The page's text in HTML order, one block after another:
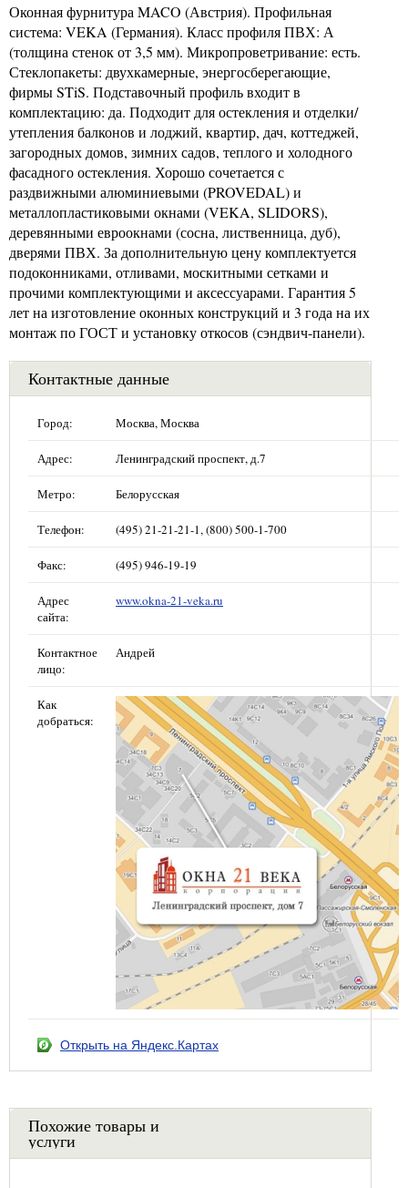
Оконная фурнитура MACO (Австрия). Профильная
система: VEKA (Германия). Класс профиля ПВХ: А
(толщина стенок от 3,5 мм). Микропроветривание: есть.
Стеклопакеты: двухкамерные, энергосберегающие,
фирмы STiS. Подставочный профиль входит в
комплектацию: да. Подходит для остекления и отделки/
утепления балконов и лоджий, квартир, дач, коттеджей,
загородных домов, зимних садов, теплого и холодного
фасадного остекления. Хорошо сочетается с
раздвижными алюминиевыми (PROVEDAL) и
металлопластиковыми окнами (VEKA, SLIDORS),
деревянными евроокнами (сосна, лиственница, дуб),
дверями ПВХ. За дополнительную цену комплектуется
подоконниками, отливами, москитными сетками и
прочими комплектующими и аксессуарами. Гарантия 5
лет на изготовление оконных конструкций и 3 года на их
монтаж по ГОСТ и установку откосов (сэндвич-панели).
Контактные данные
Город: Москва, Москва
Адрес: Ленинградский проспект, д.7
Метро: Белорусская
Телефон: (495) 21-21-21-1, (800) 500-1-700
Факс: (495) 946-19-19
Адрес
сайта:
www.okna-21-veka.ru
Контактное
лицо:
Андрей
Как
добраться:
Открыть на Яндекс.Картах
Похожие товары и
услуги